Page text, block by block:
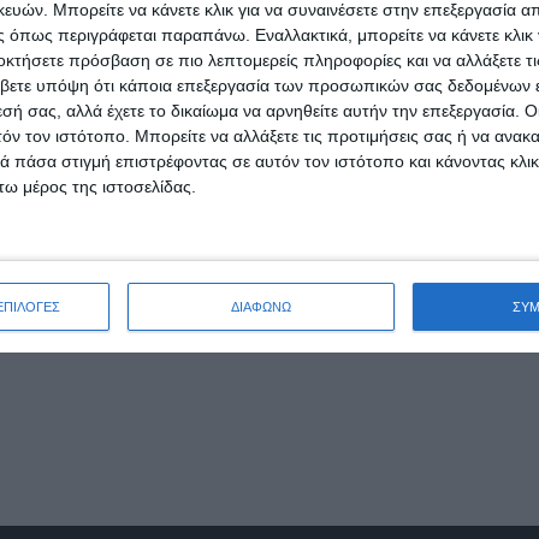
Μπορείτε να κάνετε κλικ για να συναινέσετε στην επεξεργασία
περιγράφεται παραπάνω. Εναλλακτικά, μπορείτε να κάνετε κλικ
πρόσβαση σε πιο λεπτομερείς πληροφορίες και να αλλάξετε
υπόψη ότι κάποια επεξεργασία των προσωπικών σας δεδομένων
σας, αλλά έχετε το δικαίωμα να αρνηθείτε αυτήν την επεξεργασία.
τον ιστότοπο. Μπορείτε να αλλάξετε τις προτιμήσεις σας ή να
στιγμή επιστρέφοντας σε αυτόν τον ιστότοπο και κάνοντας
μέρος της ιστοσελίδας.
ΔΙΑΦΩΝΩ
Ψηφιακού Πολιτισμού, Μέσων Ενημέρωσης και
γράφει ο Guardian.
, έχει παραβιάσει το νόμο περί ιδιωτικότητας και
η έκθεση αναφέρει, ότι το Facebook σκόπιμα
σύμφωνα με μια κοινοβουλευτική έκθεση που
κατηγόρησε το Facebook, ότι σκόπευε να
δημοκρατία κινδυνεύει από την κακόβουλη και
πηγές, οι οποίες παρέχονται μέσω των μεγάλων